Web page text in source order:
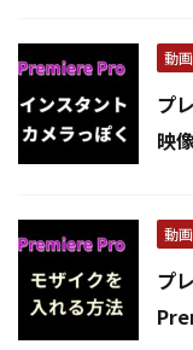
動
プ
映
動
プ